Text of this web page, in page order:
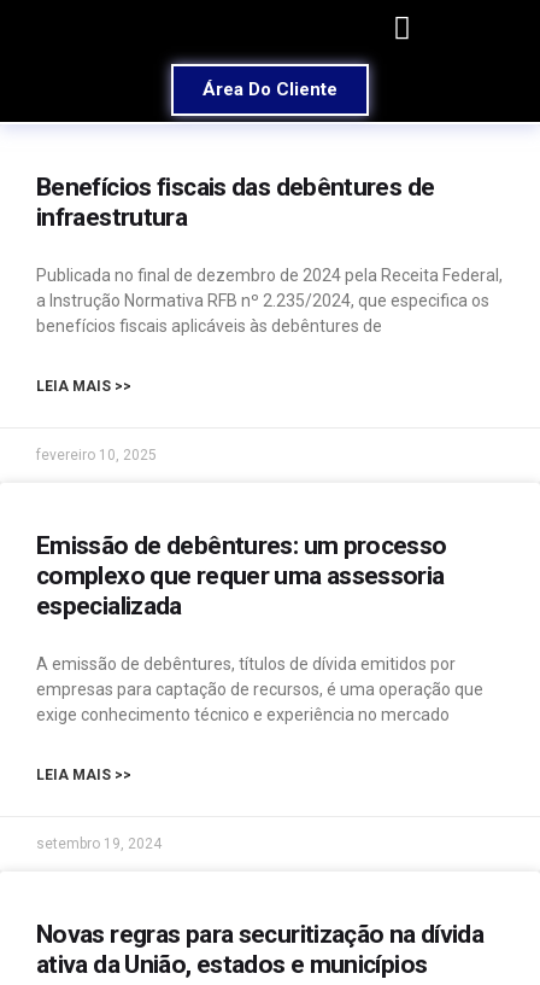
Área Do Cliente
Benefícios fiscais das debêntures de
infraestrutura
Publicada no final de dezembro de 2024 pela Receita Federal,
a Instrução Normativa RFB nº 2.235/2024, que especifica os
benefícios fiscais aplicáveis às debêntures de
LEIA MAIS >>
fevereiro 10, 2025
Emissão de debêntures: um processo
complexo que requer uma assessoria
especializada
A emissão de debêntures, títulos de dívida emitidos por
empresas para captação de recursos, é uma operação que
exige conhecimento técnico e experiência no mercado
LEIA MAIS >>
setembro 19, 2024
Novas regras para securitização na dívida
ativa da União, estados e municípios